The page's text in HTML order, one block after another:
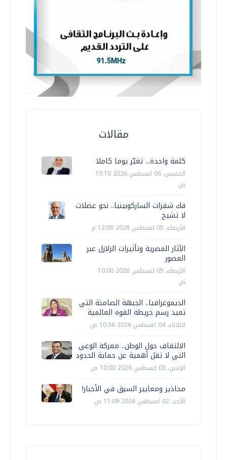
مقالات
كلمة واحدة... تغيّر يوما كاملا
الخميس، 06 اغسطس 2026 10:10
ص
فك شفرات الساركوبينيا.. نحو عضلات
لا تشيخ
الأربعاء، 05 اغسطس 2026 12:00 م
الآثار المصرية وتأثيرات الزلازل عبر
العصور
الأربعاء، 05 اغسطس 2026 10:00
ص
الديموغرافيا.. الجبهة الصامتة التي
تعيد رسم خريطة القوة العالمية
الثلاثاء، 04 اغسطس 2026 10:36 ص
الالتفاف حول الوطن.. معركة الوعي
التي لا تقل أهمية عن حماية الحدود
الإثنين، 03 اغسطس 2026 10:00 ص
محاذير ومعايير السبق في الأخبار!
الأحد، 02 اغسطس 2026 11:09 ص